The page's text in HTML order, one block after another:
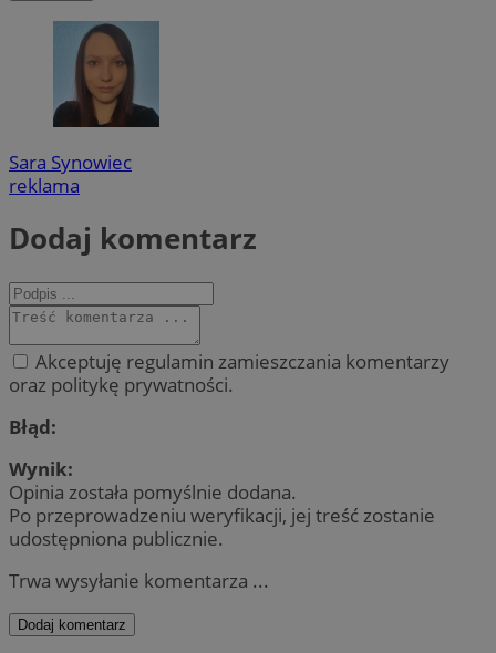
Sara Synowiec
reklama
Dodaj komentarz
Akceptuję regulamin zamieszczania komentarzy
oraz politykę prywatności.
Błąd:
Wynik:
Opinia została pomyślnie dodana.
Po przeprowadzeniu weryfikacji, jej treść zostanie
udostępniona publicznie.
Trwa wysyłanie komentarza ...
Dodaj komentarz